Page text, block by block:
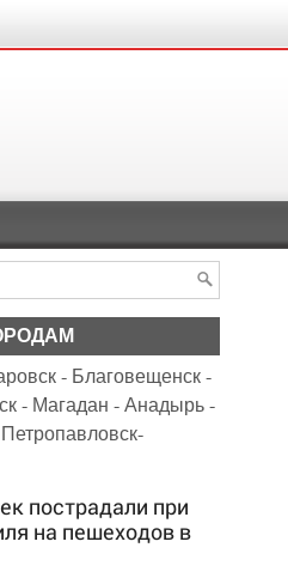
- Благовещенск-
- Магадан -Анадырь-
Петропавловск-
пострадали при
на пешеходов в